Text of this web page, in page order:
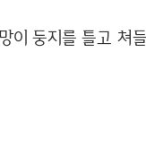
이 둥지를 틀고 쳐